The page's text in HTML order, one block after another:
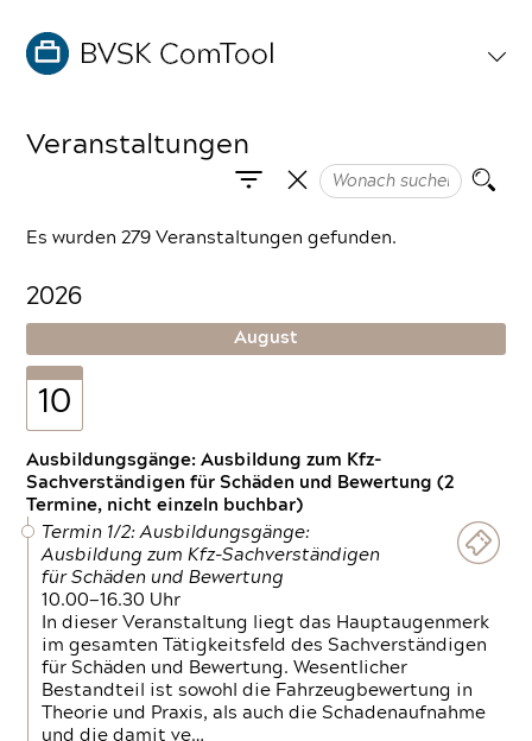
Veranstaltungen
Es wurden 279 Veranstaltungen gefunden.
2026
August
10
Ausbildungsgänge: Ausbildung zum Kfz-
Sachverständigen für Schäden und Bewertung (2
Termine, nicht einzeln buchbar)
Termin 1/2: Ausbildungsgänge:
Ausbildung zum Kfz-Sachverständigen
für Schäden und Bewertung
10.00—16.30 Uhr
In dieser Veranstaltung liegt das Hauptaugenmerk
im gesamten Tätigkeitsfeld des Sachverständigen
für Schäden und Bewertung. Wesentlicher
Bestandteil ist sowohl die Fahrzeugbewertung in
Theorie und Praxis, als auch die Schadenaufnahme
und die damit ve…